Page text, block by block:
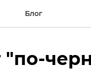
Блог